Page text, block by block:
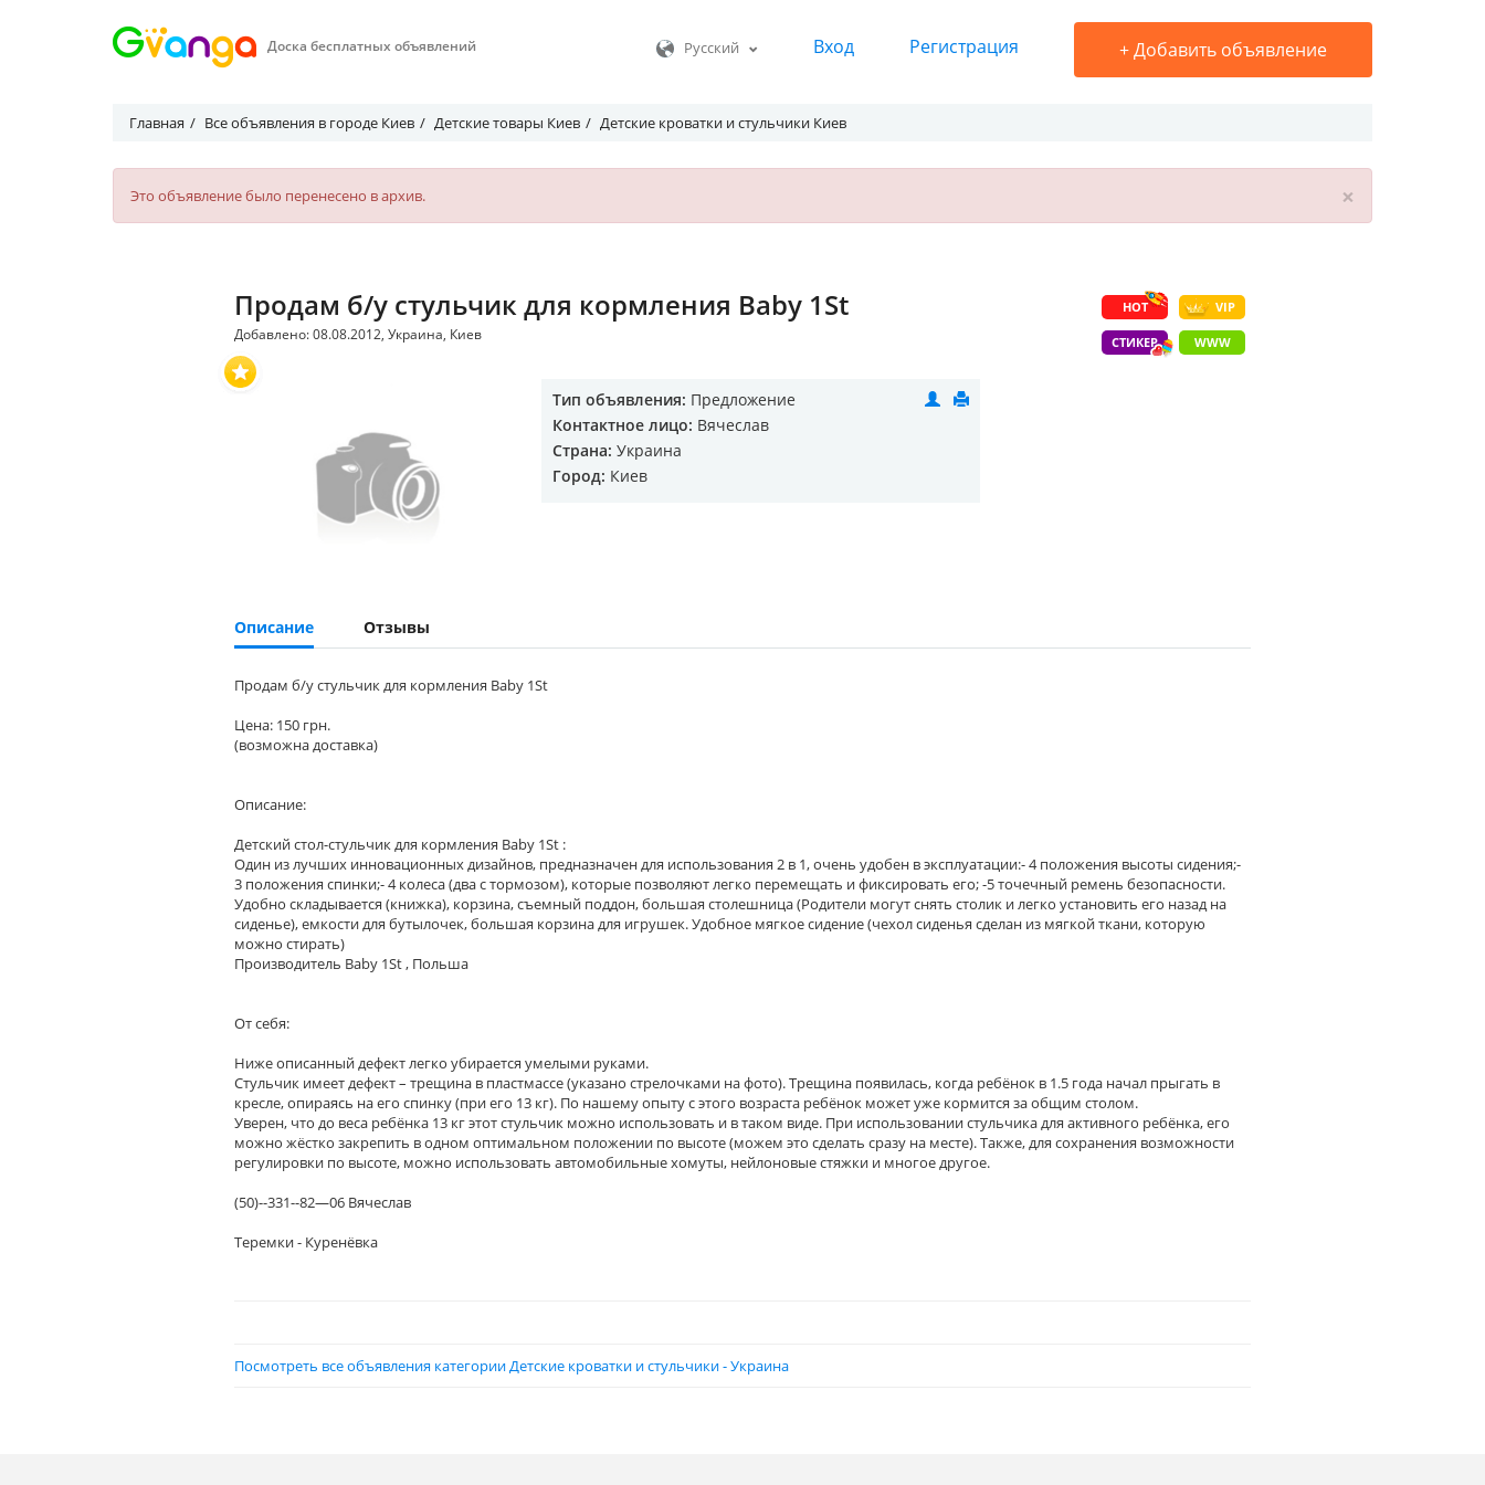
Доска бесплатных объявлений Русский Вход Регистрация +Добавить объявление
Главная Все объявления в городе Киев Детские товары Киев Детские кроватки и стульчики Киев
×
Это объявление было перенесено в архив.
HOT VIP
СТИКЕР WWW
Продам б/у стульчик для кормления Baby 1St
Добавлено: 08.08.2012, Украина, Киев
Тип объявления: Предложение
Контактное лицо: Вячеслав
Страна: Украина
Город: Киев
Описание Отзывы
Продам б/у стульчик для кормления Baby 1St
Цена: 150 грн.
(возможна доставка)
Описание:
Детский стол-стульчик для кормления Baby 1St :
Один из лучших инновационных дизайнов, предназначен для использования 2 в 1, очень удобен в эксплуатации:- 4 положения высоты сидения;-
3 положения спинки;- 4 колеса (два с тормозом), которые позволяют легко перемещать и фиксировать его; -5 точечный ремень безопасности.
Удобно складывается (книжка), корзина, съемный поддон, большая столешница (Родители могут снять столик и легко установить его назад на
сиденье), емкости для бутылочек, большая корзина для игрушек. Удобное мягкое сидение (чехол сиденья сделан из мягкой ткани, которую
можно стирать)
Производитель Baby 1St , Польша
От себя:
Ниже описанный дефект легко убирается умелыми руками.
Стульчик имеет дефект – трещина в пластмассе (указано стрелочками на фото). Трещина появилась, когда ребёнок в 1.5 года начал прыгать в
кресле, опираясь на его спинку (при его 13 кг). По нашему опыту с этого возраста ребёнок может уже кормится за общим столом.
Уверен, что до веса ребёнка 13 кг этот стульчик можно использовать и в таком виде. При использовании стульчика для активного ребёнка, его
можно жёстко закрепить в одном оптимальном положении по высоте (можем это сделать сразу на месте). Также, для сохранения возможности
регулировки по высоте, можно использовать автомобильные хомуты, нейлоновые стяжки и многое другое.
(50)--331--82—06 Вячеслав
Теремки - Куренёвка
Посмотреть все объявления категории Детские кроватки и стульчики - Украина